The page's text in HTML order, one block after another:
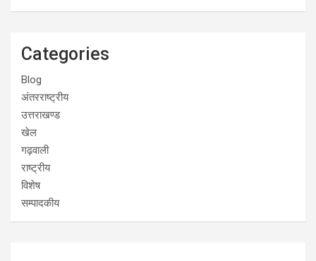
Categories
Blog
अंतरराष्ट्रीय
उत्तराखण्ड
खेल
गढ़वाली
राष्ट्रीय
विशेष
सम्पादकीय